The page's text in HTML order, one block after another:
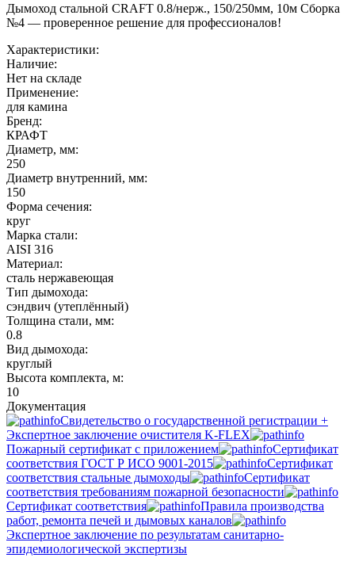
Дымоход стальной CRAFT 0.8/нерж., 150/250мм, 10м Сборка
№4 — проверенное решение для профессионалов!
Характеристики:
Наличие:
Нет на складе
Применение:
для камина
Бренд:
КРАФТ
Диаметр, мм:
250
Диаметр внутренний, мм:
150
Форма сечения:
круг
Марка стали:
AISI 316
Материал:
сталь нержавеющая
Тип дымохода:
сэндвич (утеплённый)
Толщина стали, мм:
0.8
Вид дымохода:
круглый
Высота комплекта, м:
10
Документация
Свидетельство о государственной регистрации +
Экспертное заключение очистителя K-FLEX
Пожарный сертификат с приложением
Сертификат
соответствия ГОСТ Р ИСО 9001-2015
Сертификат
соответствия стальные дымоходы
Сертификат
соответствия требованиям пожарной безопасности
Сертификат соответствия
Правила производства
работ, ремонта печей и дымовых каналов
Экспертное заключение по результатам санитарно-
эпидемиологической экспертизы